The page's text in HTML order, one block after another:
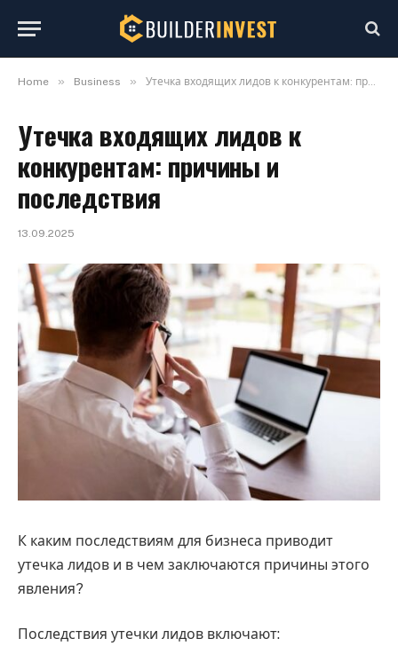
Home » Business » Утечка входящих лидов к конкурентам: причины и последствия
Утечка входящих лидов к
конкурентам: причины и
последствия
13.09.2025
К каким последствиям для бизнеса приводит
утечка лидов и в чем заключаются причины этого
явления?
Последствия утечки лидов включают: